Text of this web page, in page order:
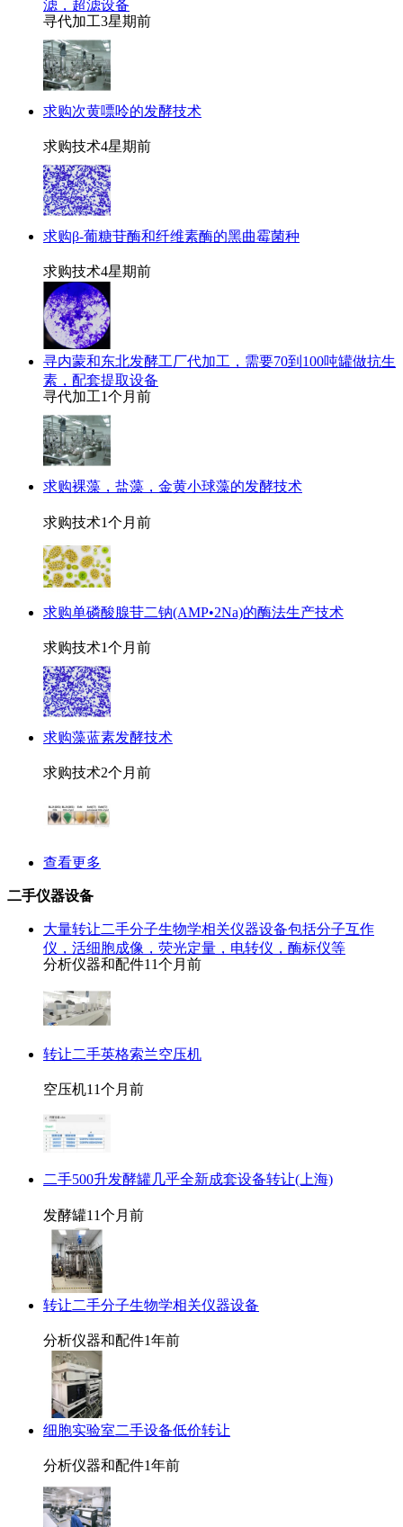
滤，超滤设备
寻代加工3星期前
求购次黄嘌呤的发酵技术
求购技术4星期前
求购β-葡糖苷酶和纤维素酶的黑曲霉菌种
求购技术4星期前
寻内蒙和东北发酵工厂代加工，需要70到100吨罐做抗生
素，配套提取设备
寻代加工1个月前
求购裸藻，盐藻，金黄小球藻的发酵技术
求购技术1个月前
求购单磷酸腺苷二钠(AMP•2Na)的酶法生产技术
求购技术1个月前
求购藻蓝素发酵技术
求购技术2个月前
查看更多
二手仪器设备
大量转让二手分子生物学相关仪器设备包括分子互作
仪，活细胞成像，荧光定量，电转仪，酶标仪等
分析仪器和配件11个月前
转让二手英格索兰空压机
空压机11个月前
二手500升发酵罐几乎全新成套设备转让(上海)
发酵罐11个月前
转让二手分子生物学相关仪器设备
分析仪器和配件1年前
细胞实验室二手设备低价转让
分析仪器和配件1年前